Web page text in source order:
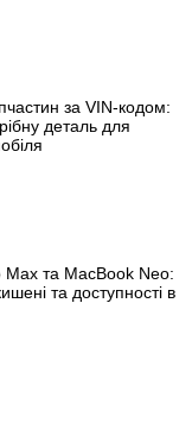
за VIN-кодом:
деталь для
Max та MacBook Neo:
та доступності в